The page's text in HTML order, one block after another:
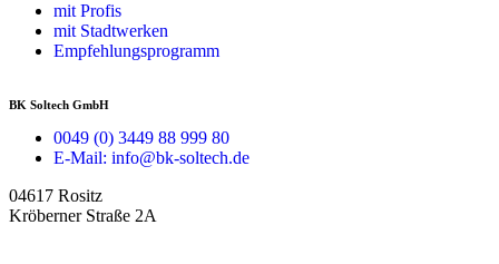
mit Profis
mit Stadtwerken
Empfehlungsprogramm
BK Soltech GmbH
0049 (0) 3449 88 999 80
E-Mail: info@bk-soltech.de
04617 Rositz
Kröberner Straße 2A